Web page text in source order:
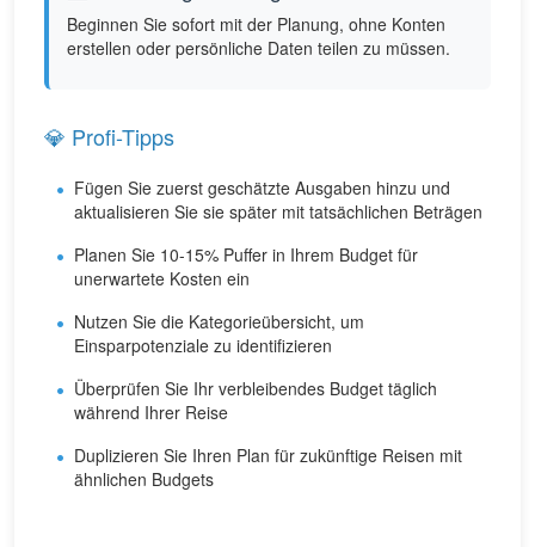
Beginnen Sie sofort mit der Planung, ohne Konten
erstellen oder persönliche Daten teilen zu müssen.
💎 Profi-Tipps
Fügen Sie zuerst geschätzte Ausgaben hinzu und
aktualisieren Sie sie später mit tatsächlichen Beträgen
Planen Sie 10-15% Puffer in Ihrem Budget für
unerwartete Kosten ein
Nutzen Sie die Kategorieübersicht, um
Einsparpotenziale zu identifizieren
Überprüfen Sie Ihr verbleibendes Budget täglich
während Ihrer Reise
Duplizieren Sie Ihren Plan für zukünftige Reisen mit
ähnlichen Budgets